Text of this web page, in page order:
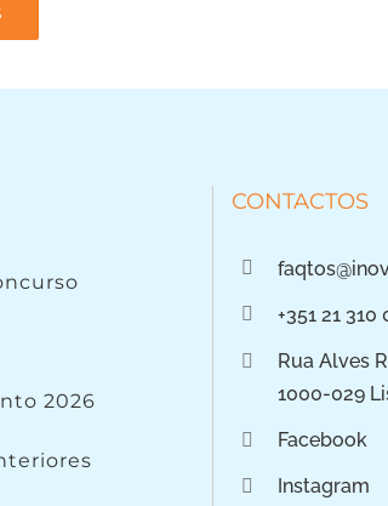
2026
CONTACTOS
+351 21 310
Rua Alves
1000-029
Facebook
Instagram